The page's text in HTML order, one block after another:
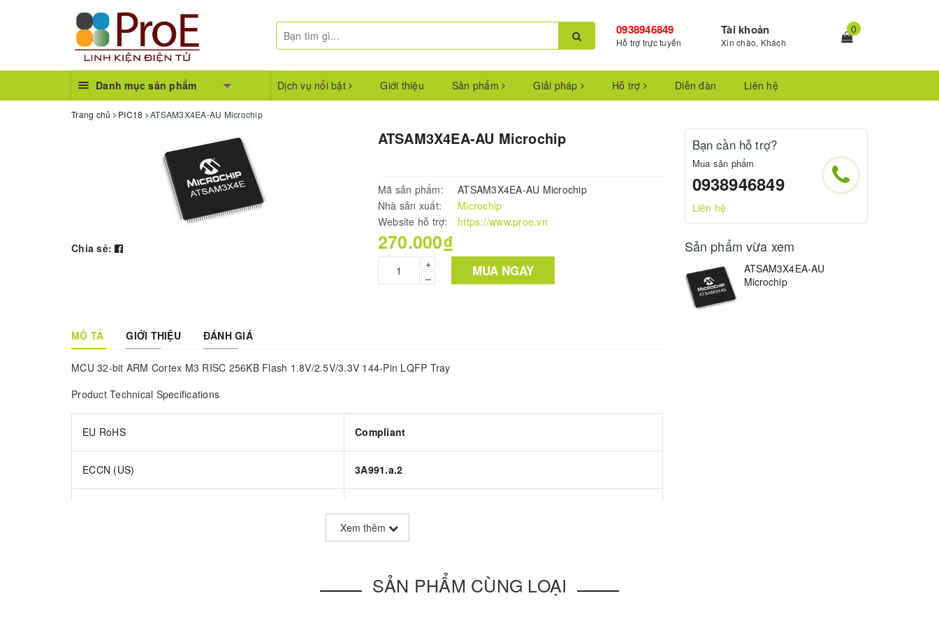
0938946849
Hỗ trợ trực tuyến
Tài khoản
Xin chào, Khách
0
Danh mục sản phẩm Dịch vụ nổi bật Giới thiệu Sản phẩm Giải pháp Hỗ trợ Diễn đàn Liên hệ
Trang chủ PIC18 ATSAM3X4EA-AU Microchip
Chia sẻ:
ATSAM3X4EA-AU Microchip
Mã sản phẩm:
ATSAM3X4EA-AU Microchip
Nhà sản xuất:
Microchip
Website hỗ trợ:
https://www.proe.vn
270.000₫
+
–
MUA NGAY
MÔ TẢ GIỚI THIỆU ĐÁNH GIÁ
MCU 32-bit ARM Cortex M3 RISC 256KB Flash 1.8V/2.5V/3.3V 144-Pin LQFP Tray
Product Technical Specifications
EU RoHS Compliant
ECCN (US) 3A991.a.2
RISC
ARM Cortex M3
Xem thêm
Bạn cần hỗ trợ?
Mua sản phẩm
0938946849
Liên hệ
Sản phẩm vừa xem
ATSAM3X4EA-AU
Microchip
SẢN PHẨM CÙNG LOẠI